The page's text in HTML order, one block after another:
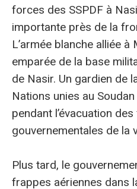
forces des SSPDF à
importante près de la
L’armée blanche alliée à
emparée de la base
de Nasir. Un gardien de
Nations unies au
pendant l’évacuation
gouvernementales de la
Plus tard, le
frappes aériennes dans